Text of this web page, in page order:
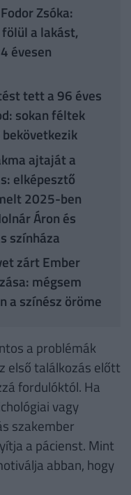
Zsóka:
a lakást,
évesen
tett a 96 éves
sokan féltek
ajtaját a
elképesztő
2025-ben
Áron és
színháza
zárt Ember
mégsem
a színész öröme
a problémák
első találkozás előtt
fordulóktól. Ha
vagy
szakember
a pácienst. Mint
abban, hogy